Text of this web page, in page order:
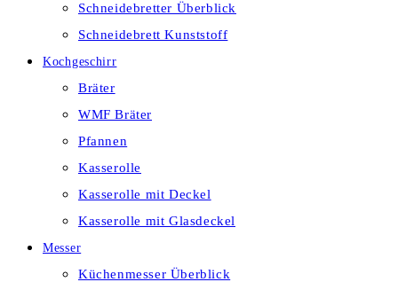
Schneidebretter Überblick
Schneidebrett Kunststoff
Kochgeschirr
Bräter
WMF Bräter
Pfannen
Kasserolle
Kasserolle mit Deckel
Kasserolle mit Glasdeckel
Messer
Küchenmesser Überblick